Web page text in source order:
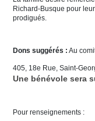
Richard-Busque pour
prodigués.
Dons suggérés : Au
405, 18e Rue, Saint-
Une bénévole sera
Pour renseignements :